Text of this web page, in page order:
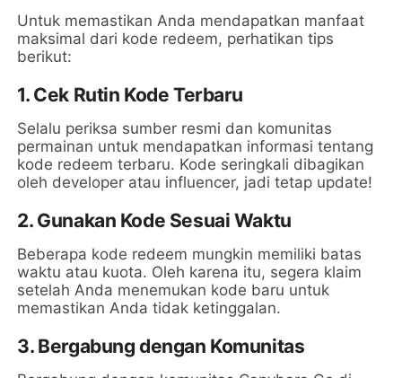
Untuk memastikan Anda mendapatkan manfaat
maksimal dari kode redeem, perhatikan tips
berikut:
1. Cek Rutin Kode Terbaru
Selalu periksa sumber resmi dan komunitas
permainan untuk mendapatkan informasi tentang
kode redeem terbaru. Kode seringkali dibagikan
oleh developer atau influencer, jadi tetap update!
2. Gunakan Kode Sesuai Waktu
Beberapa kode redeem mungkin memiliki batas
waktu atau kuota. Oleh karena itu, segera klaim
setelah Anda menemukan kode baru untuk
memastikan Anda tidak ketinggalan.
3. Bergabung dengan Komunitas